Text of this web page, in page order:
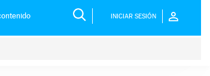
INICIAR SESIÓN